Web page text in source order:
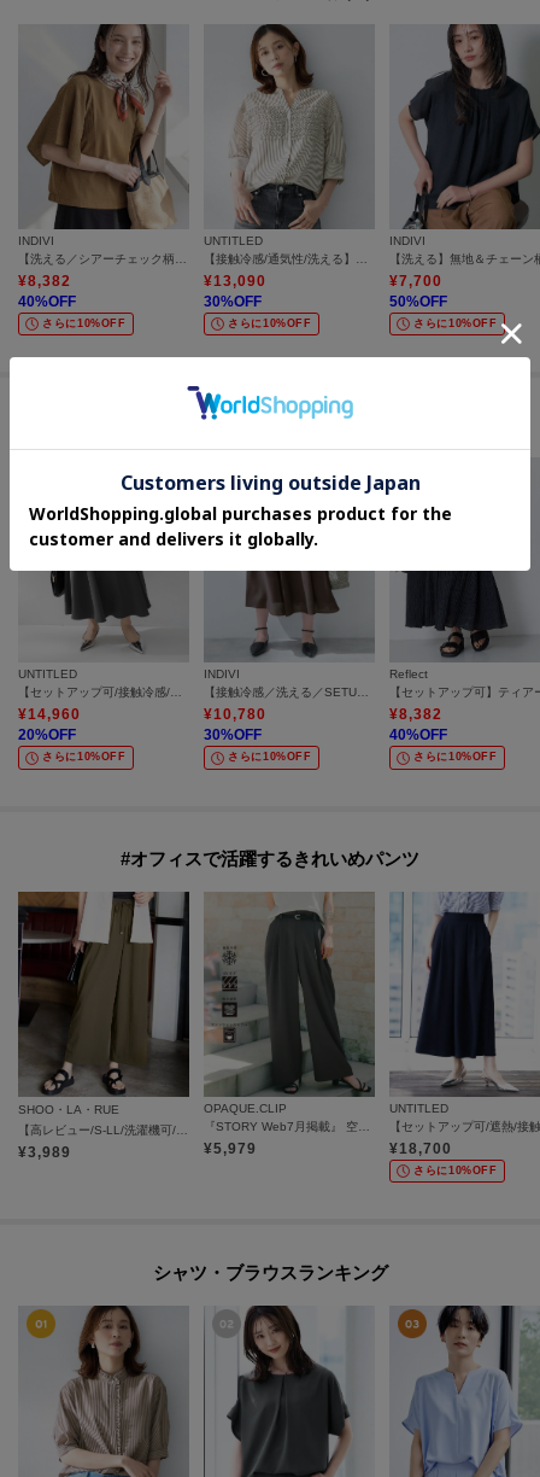
INDIVI
¥8,382
40%OFF
さらに10%OFF
UNTITLED
¥13,090
30%OFF
さらに10%OFF
INDIVI
¥7,700
50%OFF
さらに10%OFF
#イージーなウエストゴム スカート
UNTITLED
【セットアップ可/接触冷感/遮熱】リラクシーフレアスカート
¥14,960
20%OFF
さらに10%OFF
INDIVI
【接触冷感／洗える／SETUP可能】シアーシャンブレータックフレアスカート
¥10,780
30%OFF
さらに10%OFF
Reflect
¥8,382
40%OFF
さらに10%OFF
#オフィスで活躍するきれいめパンツ
SHOO・LA・RUE
¥3,989
OPAQUE.CLIP
¥5,979
UNTITLED
¥18,700
さらに10%OFF
シャツ・ブラウスランキング